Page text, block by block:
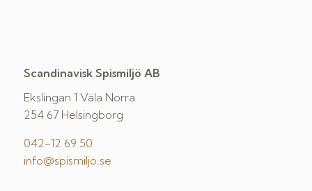
Scandinavisk Spismiljö AB
Ekslingan 1 Väla Norra
254 67 Helsingborg
042-12 69 50
info@spismiljo.se